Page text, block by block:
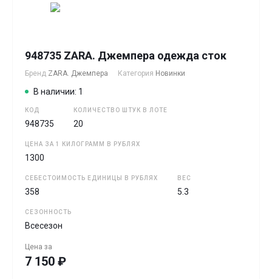
948735 ZARA. Джемпера одежда сток
Бренд ZARA. Джемпера Категория Новинки
В наличии: 1
КОД
948735
КОЛИЧЕСТВО ШТУК В ЛОТЕ
20
ЦЕНА ЗА 1 КИЛОГРАММ В РУБЛЯХ
1300
СЕБЕСТОИМОСТЬ ЕДИНИЦЫ В РУБЛЯХ
358
ВЕС
5.3
СЕЗОННОСТЬ
Всесезон
Цена за
7 150 ₽